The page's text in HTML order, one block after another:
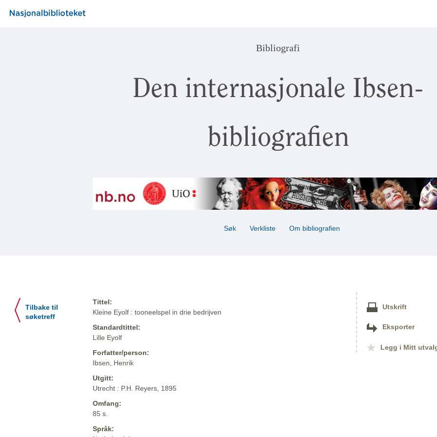
Bibliografi
Den internasjonale Ibsen-
bibliografien
Søk Verkliste Om bibliografien
Tilbake til
søketreff
Tittel:
Kleine Eyolf : tooneelspel in drie bedrijven
Standardtittel:
Lille Eyolf
Forfatter/person:
Ibsen, Henrik
Utgitt:
Utrecht : P.H. Reyers, 1895
Omfang:
85 s.
Språk:
Utskrift
Eksporter
Legg i Mitt